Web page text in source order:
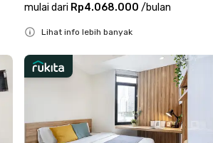
mulai dari Rp4.068.000 /bulan
Lihat info lebih banyak